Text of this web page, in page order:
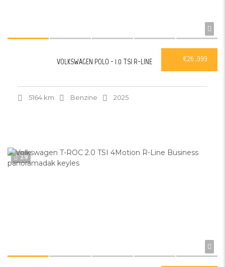
€26 ,999
VOLKSWAGEN POLO - 1.0 TSI R-LINE
5164 km Benzine 2025
29